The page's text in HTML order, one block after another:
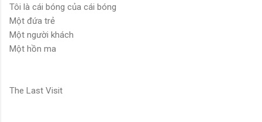
Tôi là cái bóng của cái bóng
Một đứa trẻ
Một người khách
Một hồn ma
The Last Visit